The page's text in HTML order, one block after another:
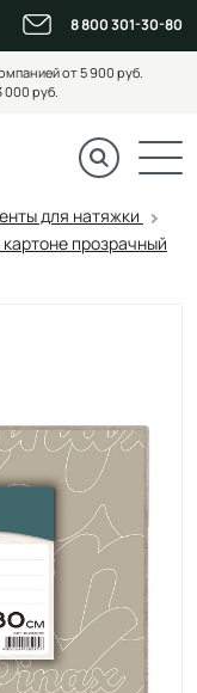
8 800 301-30-80
от 5 900 руб.
000 руб.
для натяжки
прозрачный